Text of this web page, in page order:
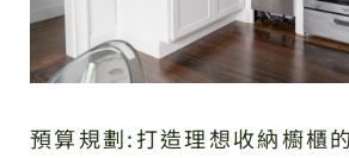
預算規劃:打造理想收納櫥櫃